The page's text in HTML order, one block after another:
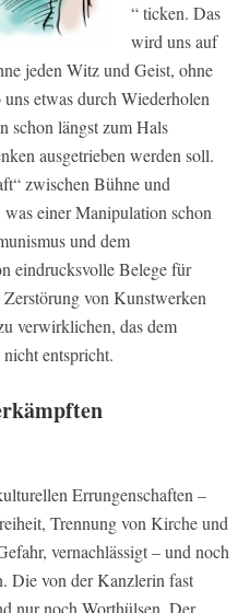
“ ticken. Das
wird uns auf
jeden Witz und Geist, ohne
etwas durch Wiederholen
schon längst zum Hals
ausgetrieben werden soll.
zwischen Bühne und
einer Manipulation schon
und dem
eindrucksvolle Belege für
von Kunstwerken
verwirklichen, das dem
entspricht.
Errungenschaften –
Trennung von Kirche und
vernachlässigt – und noch
Die von der Kanzlerin fast
nur noch Worthülsen. Der